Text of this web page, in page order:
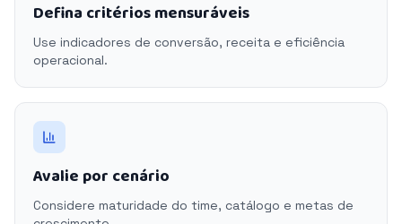
Defina critérios mensuráveis
Use indicadores de conversão, receita e eficiência
operacional.
Avalie por cenário
Considere maturidade do time, catálogo e metas de